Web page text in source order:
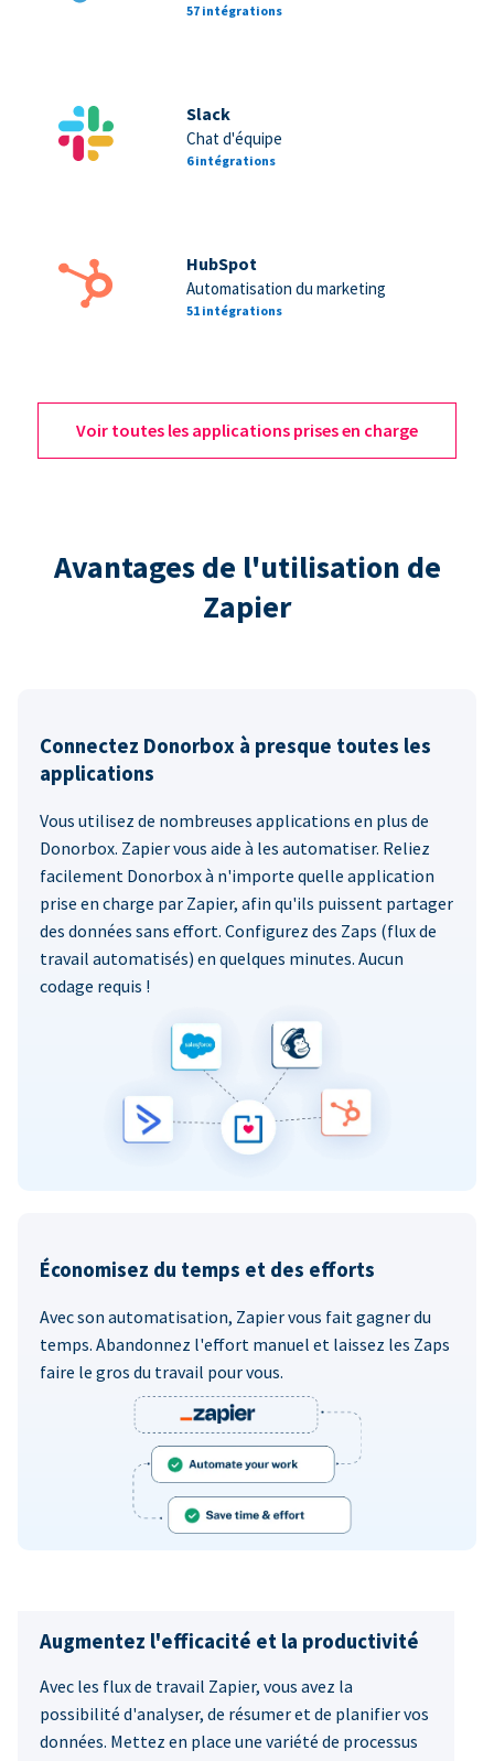
57 intégrations
Slack
Chat d'équipe
6 intégrations
HubSpot
Automatisation du marketing
51 intégrations
Voir toutes les applications prises en charge
Avantages de l'utilisation de
Zapier
Connectez Donorbox à presque toutes les
applications
Vous utilisez de nombreuses applications en plus de
Donorbox. Zapier vous aide à les automatiser. Reliez
facilement Donorbox à n'importe quelle application
prise en charge par Zapier, afin qu'ils puissent partager
des données sans effort. Configurez des Zaps (flux de
travail automatisés) en quelques minutes. Aucun
codage requis !
Économisez du temps et des efforts
Avec son automatisation, Zapier vous fait gagner du
temps. Abandonnez l'effort manuel et laissez les Zaps
faire le gros du travail pour vous.
Augmentez l'efficacité et la productivité
Avec les flux de travail Zapier, vous avez la
possibilité d'analyser, de résumer et de planifier vos
données. Mettez en place une variété de processus